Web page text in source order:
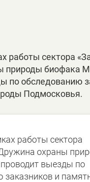
работы сектора
природы биофака
по обследованию
Подмосковья.
работы сектора
охраны
выезды по
заказников и